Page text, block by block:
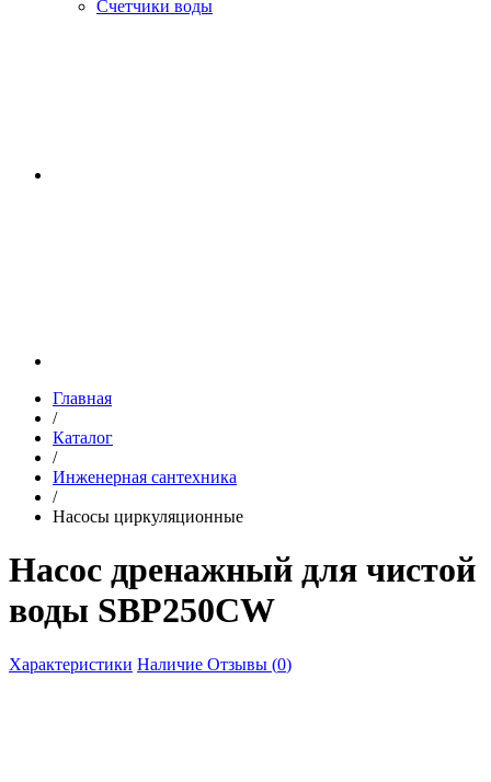
Счетчики воды
Главная
/
Каталог
/
Инженерная сантехника
/
Насосы циркуляционные
Насос дренажный для чистой
воды SBP250CW
Характеристики Наличие Отзывы (0)